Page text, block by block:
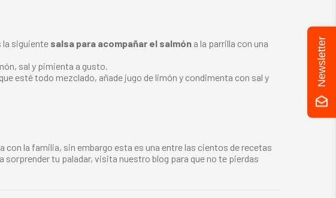
la siguiente salsa para acompañar el salmón a la parrilla con una
sal y pimienta a gusto.
esté todo mezclado, añade jugo de limón y condimenta con sal y
la familia, sin embargo esta es una entre las cientos de recetas
sorprender tu paladar, visita nuestro blog para que no te pierdas
Newsletter